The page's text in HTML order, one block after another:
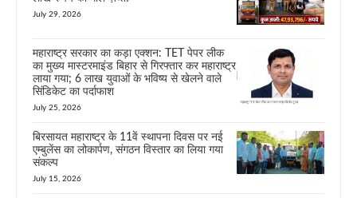
July 29, 2026
महाराष्ट्र सरकार का कड़ा एक्शन: TET पेपर लीक
का मुख्य मास्टरमाइंड बिहार से गिरफ्तार कर महाराष्ट्र
लाया गया; 6 लाख युवाओं के भविष्य से खेलने वाले
सिंडिकेट का पर्दाफाश
July 25, 2026
बिरसायत महाराष्ट्र के 11वें स्थापना दिवस पर नई
एम्बुलेंस का लोकार्पण, संगठन विस्तार का लिया गया
संकल्प
July 15, 2026